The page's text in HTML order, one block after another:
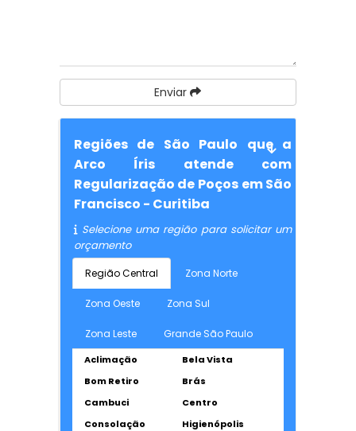
Enviar
Regiões de São Paulo que a
Arco Íris atende com
Regularização de Poços em São
Francisco - Curitiba
Selecione uma região para solicitar um
orçamento
Região Central Zona Norte
Zona Oeste Zona Sul
Zona Leste Grande São Paulo
Aclimação
Bela Vista
Bom Retiro
Brás
Cambuci
Centro
Consolação
Higienópolis